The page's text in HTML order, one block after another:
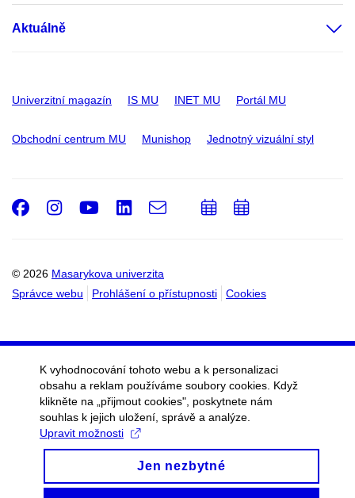
Aktuálně
Univerzitní magazín IS MU INET MU Portál MU
Obchodní centrum MU Munishop Jednotný vizuální styl
© 2026 Masarykova univerzita
Správce webu
Prohlášení o přístupnosti Cookies
Facebook
Instagram
Youtube
LinkedIn
e-
Email
PřidatPřidat
K vyhodnocování tohoto webu a k personalizaci
obsahu a reklam používáme soubory cookies. Když
klikněte na „přijmout cookies", poskytnete nám
souhlas k jejich uložení, správě a analýze.
Upravit možnosti
Jen nezbytné